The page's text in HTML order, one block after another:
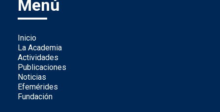
Menú
Inicio
La Academia
Actividades
Publicaciones
Noticias
Efemérides
Fundación